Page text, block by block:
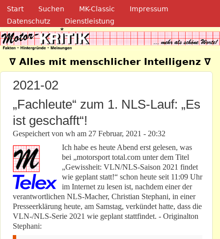
Direkt zum Inhalt
Navigation
Start Suchen MK-Classic
Impressum
Datenschutz
Dienstleistung
Motor-Kritik.de
∇ Alles mit menschlicher Intelligenz ∇
2021-02
„Fachleute“ zum 1. NLS-Lauf: „Es
ist geschafft“!
Gespeichert von wh am 27 Februar, 2021 - 20:32
Ich habe es heute Abend erst gelesen, was
bei „motorsport total.com unter dem Titel
„Gewissheit: VLN/NLS-Saison 2021 findet
wie geplant statt!“ schon heute seit 11:09 Uhr
im Internet zu lesen ist, nachdem einer der
verantwortlichen NLS-Macher, Christian Stephani, in einer
Presseerklärung heute, am Samstag, verkündet hatte, dass die
VLN-/NLS-Serie 2021 wie geplant stattfindet. - Originalton
Stephani: